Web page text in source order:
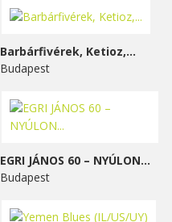
Barbárfivérek, Ketioz,...
Budapest
EGRI JÁNOS 60 – NYÚLON...
Budapest